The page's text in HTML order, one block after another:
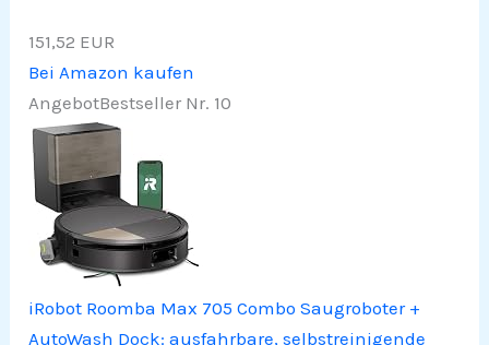
151,52 EUR
Bei Amazon kaufen
AngebotBestseller Nr. 10
iRobot Roomba Max 705 Combo Saugroboter +
AutoWash Dock: ausfahrbare, selbstreinigende